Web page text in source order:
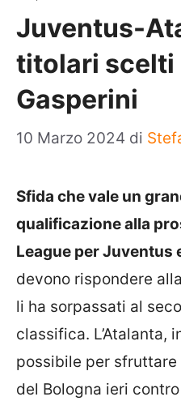
Juventus-
titolari scelti
Gasperini
10 Marzo 2024 di
Sfida che vale un
qualificazione alla
League per Juventus
devono rispondere
li ha sorpassati al
classifica. L’Atalanta,
possibile per sfruttare
del Bologna ieri contro